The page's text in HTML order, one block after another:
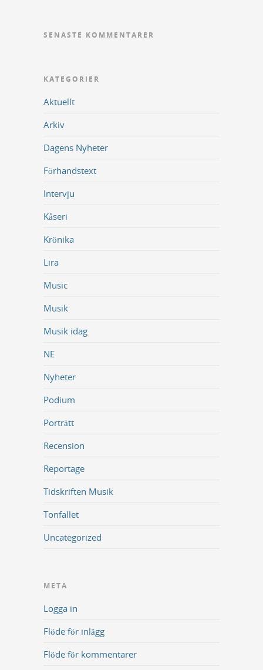
SENASTE KOMMENTARER
KATEGORIER
Aktuellt
Arkiv
Dagens Nyheter
Förhandstext
Intervju
Kåseri
Krönika
Lira
Music
Musik
Musik idag
NE
Nyheter
Podium
Porträtt
Recension
Reportage
Tidskriften Musik
Tonfallet
Uncategorized
META
Logga in
Flöde för inlägg
Flöde för kommentarer